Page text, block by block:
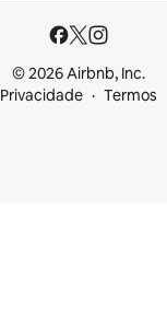
© 2026 Airbnb, Inc.
Privacidade
Termos